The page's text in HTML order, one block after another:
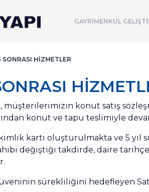
GAYRİMENKUL
SONRASI HİZMETLER
müşterilerimizin konut satış
konut ve tapu teslimiyle
kartı oluşturulmakta ve 5 yıl
değiştiği takdirde, daire
sürekliliğini hedefleyen